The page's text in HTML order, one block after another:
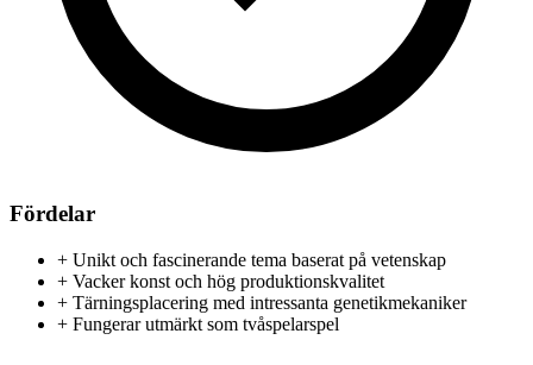
Fördelar
+ Unikt och fascinerande tema baserat på vetenskap
+ Vacker konst och hög produktionskvalitet
+ Tärningsplacering med intressanta genetikmekaniker
+ Fungerar utmärkt som tvåspelarspel